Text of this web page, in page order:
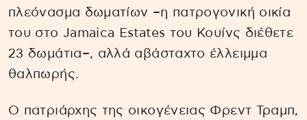
πλεόνασμα δωματίων –η πατρογονική οικία
του στο Jamaica Estates του Κουίνς διέθετε
23 δωμάτια–, αλλά αβάσταχτο έλλειμμα
θαλπωρής.
Ο πατριάρχης της οικογένειας Φρεντ Τραμπ,